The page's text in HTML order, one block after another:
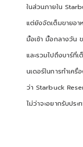
ในส่วนภายใน
แต่ยังจัดเต็มขายอา
มื้อเช้า มื้อกลางวัน
และรวมไปถึงบาร์ที่
นเดอร์ในการทำเค
ว่า Starbuck
ไม่ว่าจะอยากรับประ